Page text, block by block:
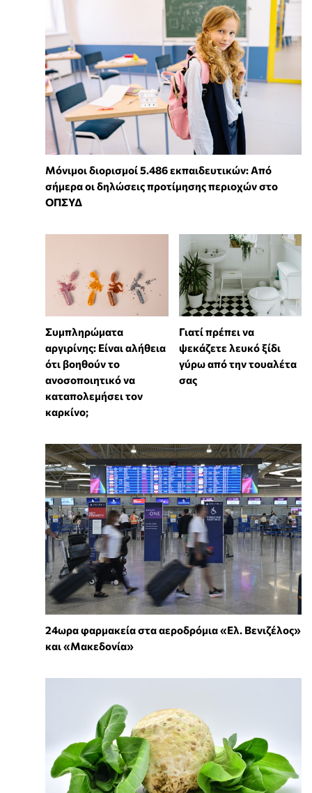
Μόνιμοι διορισμοί 5.486 εκπαιδευτικών: Από
σήμερα οι δηλώσεις προτίμησης περιοχών στο
ΟΠΣΥΔ
⁠Συμπληρώματα
αργιρίνης: Είναι αλήθεια
ότι βοηθούν το
ανοσοποιητικό να
καταπολεμήσει τον
καρκίνο;
Γιατί πρέπει να
ψεκάζετε λευκό ξίδι
γύρω από την τουαλέτα
σας
24ωρα φαρμακεία στα αεροδρόμια «Ελ. Βενιζέλος»
και «Μακεδονία»